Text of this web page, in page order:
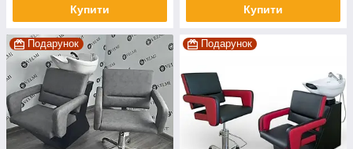
Купити Купити
Подарунок Подарунок